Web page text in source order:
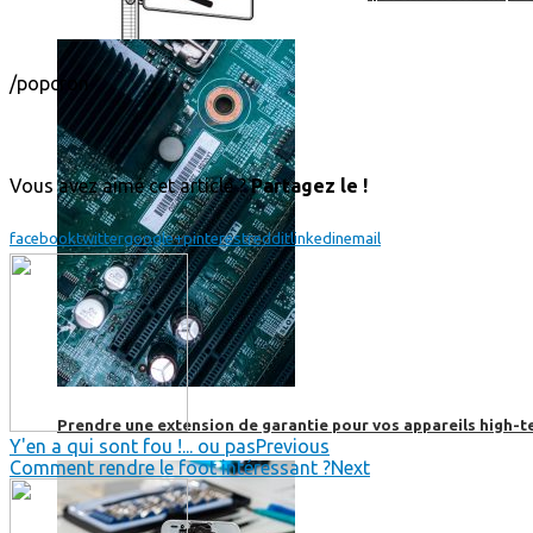
Prendre une extension de garantie pour vos appareils high-
/popcron
Vous avez aimé cet article ?Partagez le !
facebooktwittergoogle+pinterestredditlinkedinemail
Y'en a qui sont fou !... ou pasPrevious
Comment rendre le foot intéressant ?Next